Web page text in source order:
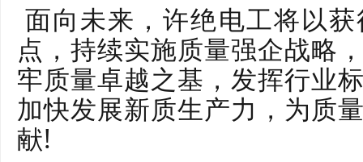
面向未来，许绝电工将以
点，持续实施质量强企战略
牢质量卓越之基，发挥行业
加快发展新质生产力，为质
献!